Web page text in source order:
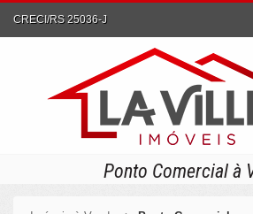
CRECI/RS 25036-J
Ponto Comercial à